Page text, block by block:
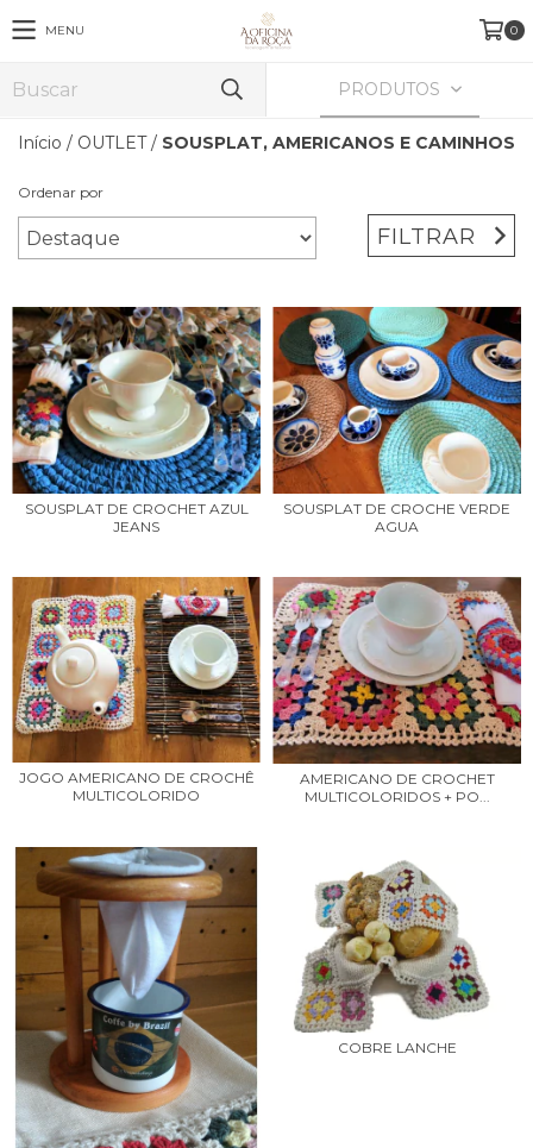
MENU 0
PRODUTOS
Início / OUTLET / SOUSPLAT, AMERICANOS E CAMINHOS
Ordenar por
FILTRAR
SOUSPLAT DE CROCHET AZUL
JEANS
SOUSPLAT DE CROCHE VERDE
AGUA
JOGO AMERICANO DE CROCHÊ
MULTICOLORIDO
AMERICANO DE CROCHET
MULTICOLORIDOS + PO...
COBRE LANCHE